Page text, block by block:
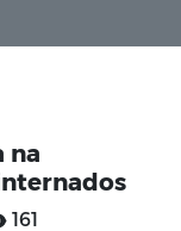
na
161